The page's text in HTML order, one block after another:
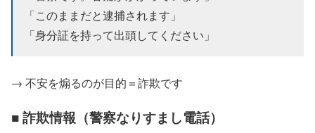
「このままだと逮捕されます」
「身分証を持って出頭してください」
→ 不安を煽るのが目的＝詐欺です
■ 詐欺情報（警察なりすまし電話）